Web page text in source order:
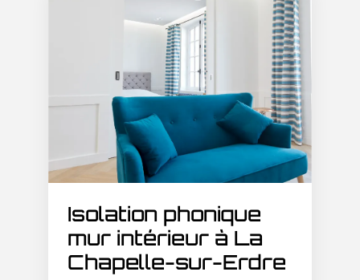
Isolation phonique
mur intérieur à La
Chapelle-sur-Erdre